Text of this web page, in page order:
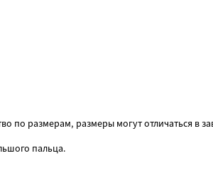
по размерам, размеры могут отличаться в
пальца.